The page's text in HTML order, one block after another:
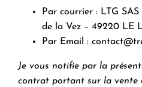
Par courrier : LTG
de la Vez – 49220 LE
Par Email :
Je vous notifie par la
contrat portant sur la vente